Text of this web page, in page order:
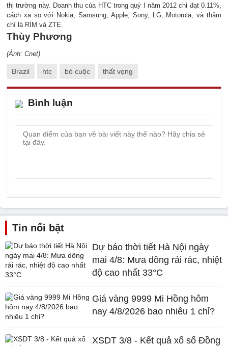
thị trường này. Doanh thu của HTC trong quý I năm 2012 chỉ đạt 0.11%,
cách xa so với Nokia, Samsung, Apple, Sony, LG, Motorola, và thậm
chí là RIM và ZTE.
Thùy Phương
(Ảnh: Cnet)
Brazil htc bỏ cuộc thất vọng
Bình luận
Tin nổi bật
Dự báo thời tiết Hà Nội ngày
mai 4/8: Mưa dông rải rác, nhiệt
độ cao nhất 33°C
Giá vàng 9999 Mi Hồng hôm
nay 4/8/2026 bao nhiêu 1 chỉ?
XSDT 3/8 - Kết quả xổ số Đồng